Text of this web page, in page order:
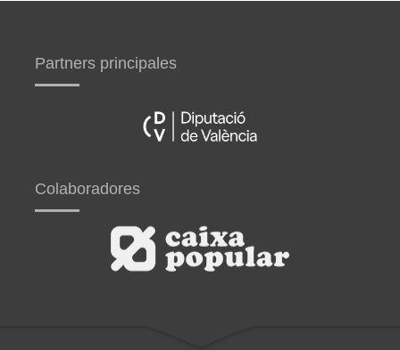
Partners principales
Colaboradores